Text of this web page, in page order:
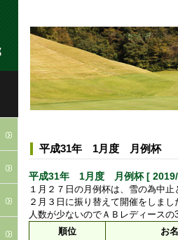
平成31年 1月度 月例杯
平成31年 1月度 月例杯 [
１月２７日の月例杯は、雪の為中
２月３日に振り替えて開催をしまし
人数が少ないのでＡＢレディース
順位
お